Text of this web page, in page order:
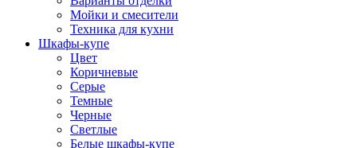
Мойки и смесители
Техника для кухни
Шкафы-купе
Цвет
Коричневые
Серые
Темные
Черные
Светлые
Белые шкафы-купе